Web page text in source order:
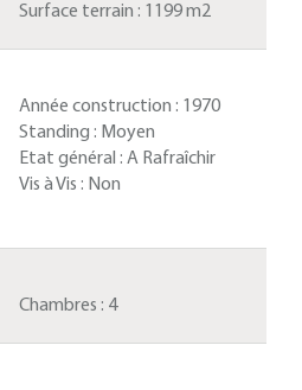
Surface terrain : 1199 m2
Année construction : 1970
Standing : Moyen
Etat général : A Rafraîchir
Vis à Vis : Non
Chambres : 4